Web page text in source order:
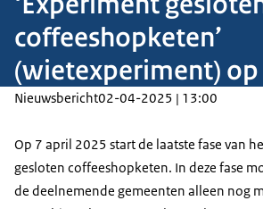
coffeeshopketen’
(wietexperiment)
Nieuwsbericht02-04-2025 | 13:00
Op 7 april 2025 start de laatste fase van
gesloten coffeeshopketen. In deze fase
de deelnemende gemeenten alleen nog